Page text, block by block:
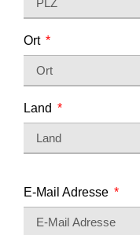
Ort
Land
E-Mail Adresse